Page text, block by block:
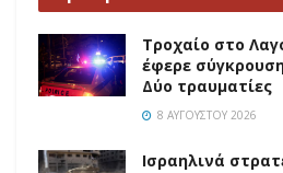
Τροχαίο στο
έφερε
Δύο τραυματίες
8 ΑΥΓΟΎΣΤΟΥ 2026
Ισραηλινά